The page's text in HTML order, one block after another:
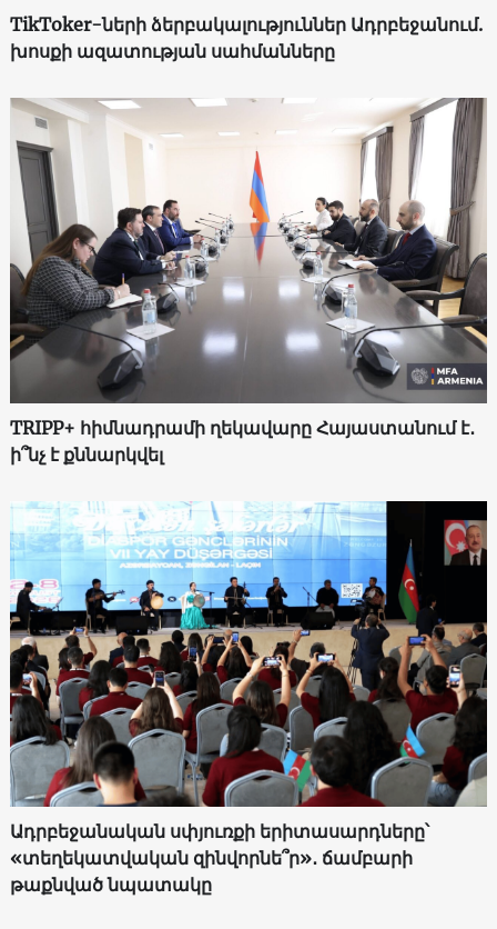
TikToker-ների ձերբակալություններ Ադրբեջանում.
խոսքի ազատության սահմանները
TRIPP+ հիմնադրամի ղեկավարը Հայաստանում է․
ի՞նչ է քննարկվել
Ադրբեջանական սփյուռքի երիտասարդները՝
«տեղեկատվական զինվորնե՞ր»․ ճամբարի
թաքնված նպատակը